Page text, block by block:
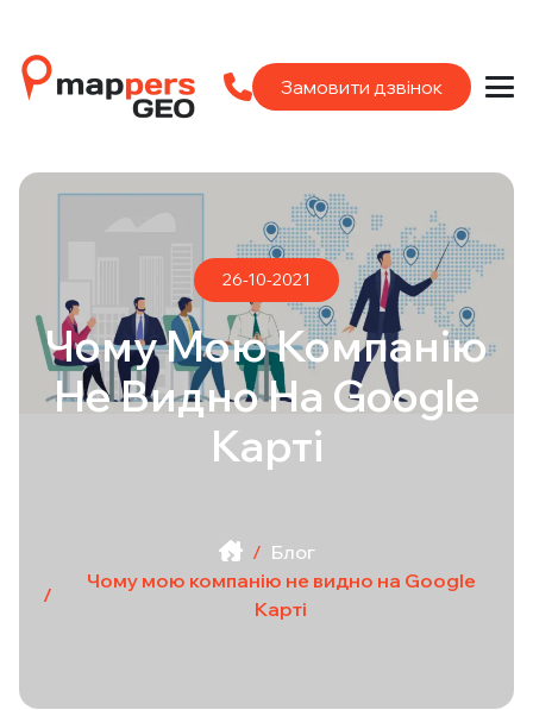
Замовити дзвінок
26-10-2021
Чому Мою Компанію
Не Видно На Google
Карті
Блог
Чому мою компанію не видно на Google
Карті